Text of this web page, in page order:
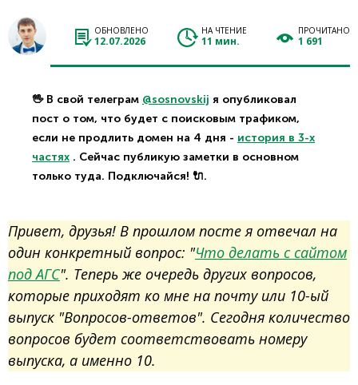
ОБНОВЛЕНО
12.07.2026
НА ЧТЕНИЕ
11 мин.
ПРОЧИТАНО
1 691
🖖 В свой телеграм @sosnovskij я опубликовал
пост о том, что будет с поисковым трафиком,
если не продлить домен на 4 дня - история в 3-х
частях . Сейчас публикую заметки в основном
только туда. Подключайся! 🔌.
Привет, друзья! В прошлом посте я отвечал на
один конкретный вопрос: "Что делать с сайтом
под АГС". Теперь же очередь других вопросов,
которые приходят ко мне на почту или 10-ый
выпуск "Вопросов-ответов". Сегодня количество
вопросов будет соответствовать номеру
выпуска, а именно 10.